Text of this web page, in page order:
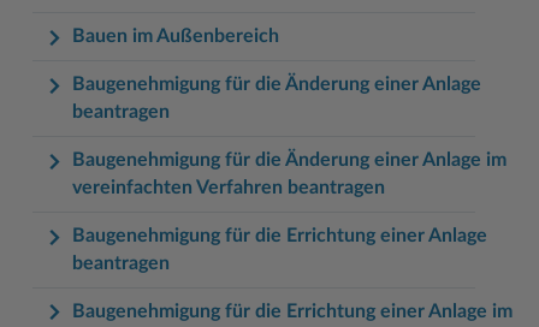
Bauen im Außenbereich
Baugenehmigung für die Änderung einer Anlage
beantragen
Baugenehmigung für die Änderung einer Anlage im
vereinfachten Verfahren beantragen
Baugenehmigung für die Errichtung einer Anlage
beantragen
Baugenehmigung für die Errichtung einer Anlage im